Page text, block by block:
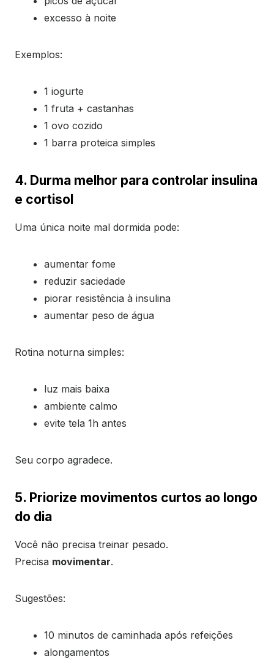
excesso à noite
Exemplos:
1 iogurte
1 fruta + castanhas
1 ovo cozido
1 barra proteica simples
4. Durma melhor para controlar insulina
e cortisol
Uma única noite mal dormida pode:
aumentar fome
reduzir saciedade
piorar resistência à insulina
aumentar peso de água
Rotina noturna simples:
luz mais baixa
ambiente calmo
evite tela 1h antes
Seu corpo agradece.
5. Priorize movimentos curtos ao longo
do dia
Você não precisa treinar pesado.
Precisa movimentar.
Sugestões:
10 minutos de caminhada após refeições
alongamentos